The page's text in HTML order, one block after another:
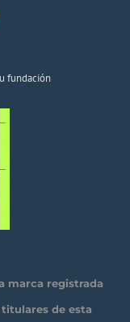
fundación
marca registrada
de esta